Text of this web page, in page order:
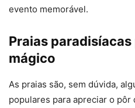
evento memorável.
Praias
mágico
As praias são, sem dúvida,
populares para apreciar o pôr